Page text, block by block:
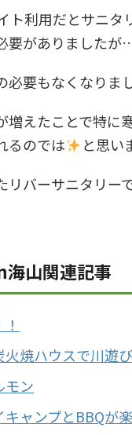
ト利用だとサニタ
要がありましたが
必要もなくなりま
増えたことで特に
るのでは
と思い
リバーサニタリー
山関連記事
焼ハウスで川遊
モン
キャンプとBBQが